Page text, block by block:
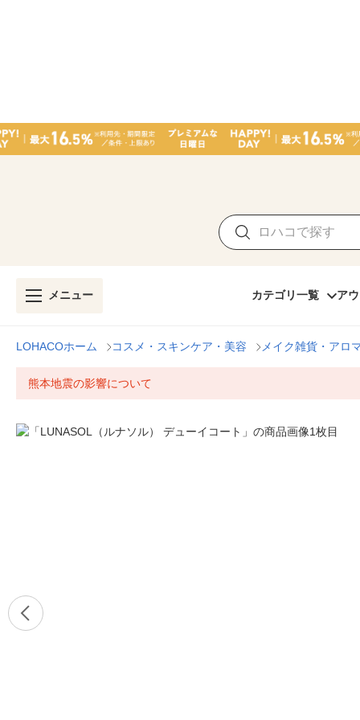
メニュー カテゴリ一覧 ア
LOHACOホーム コスメ・スキンケア・美容 メイク雑貨・アロ
熊本地震の影響について